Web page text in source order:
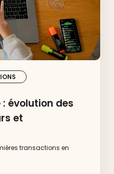
évolution des
et
transactions en